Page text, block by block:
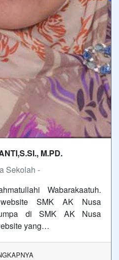
M.PD.
Sekolah -
Wabarakaatuh.
SMK AK Nusa
di SMK AK Nusa
yang…